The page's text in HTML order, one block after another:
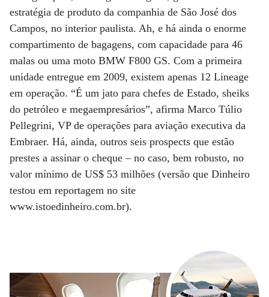
estratégia de produto da companhia de São José dos
Campos, no interior paulista. Ah, e há ainda o enorme
compartimento de bagagens, com capacidade para 46
malas ou uma moto BMW F800 GS. Com a primeira
unidade entregue em 2009, existem apenas 12 Lineage
em operação. “É um jato para chefes de Estado, sheiks
do petróleo e megaempresários”, afirma Marco Túlio
Pellegrini, VP de operações para aviação executiva da
Embraer. Há, ainda, outros seis prospects que estão
prestes a assinar o cheque – no caso, bem robusto, no
valor mínimo de US$ 53 milhões (versão que Dinheiro
testou em reportagem no site
www.istoedinheiro.com.br).